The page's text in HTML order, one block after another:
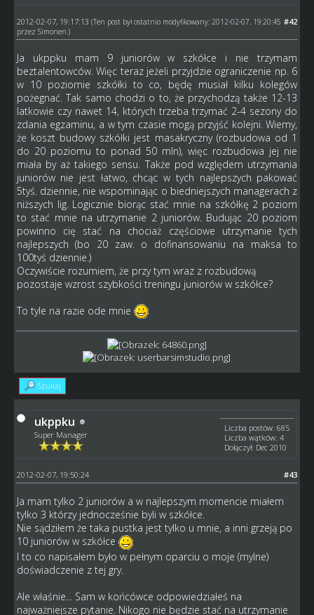
#42
2012-02-07, 19:17:13 (Ten post był ostatnio modyfikowany: 2012-02-07, 19:20:45
przez Simonen .)
Ja ukppku mam 9 juniorów w szkółce i nie trzymam
beztalentowców. Więc teraz jeżeli przyjdzie ograniczenie np. 6
w 10 poziomie szkółki to co, będę musiał kilku kolegów
pożegnać. Tak samo chodzi o to, że przychodzą także 12-13
latkowie czy nawet 14, których trzeba trzymać 2-4 sezony do
zdania egzaminu, a w tym czasie mogą przyjść kolejni. Wiemy,
że koszt budowy szkółki jest masakryczny (rozbudowa od 1
do 20 poziomu to ponad 50 mln), więc rozbudowa jej nie
miała by aż takiego sensu. Także pod względem utrzymania
juniorów nie jest łatwo, chcąc w tych najlepszych pakować
5tyś. dziennie, nie wspominając o biedniejszych managerach z
niższych lig. Logicznie biorąc stać mnie na szkółkę 2 poziom
to stać mnie na utrzymanie 2 juniorów. Budując 20 poziom
powinno cię stać na chociaż częściowe utrzymanie tych
najlepszych (bo 20 zaw. o dofinansowaniu na maksa to
100tyś dziennie.)
Oczywiście rozumiem, że przy tym wraz z rozbudową
pozostaje wzrost szybkości treningu juniorów w szkółce?
To tyle na razie ode mnie
Szukaj
ukppku
Super Manager
Liczba postów: 685
Liczba wątków: 4
Dołączył: Dec 2010
#43
2012-02-07, 19:50:24
Ja mam tylko 2 juniorów a w najlepszym momencie miałem
tylko 3 którzy jednocześnie byli w szkółce.
Nie sądziłem że taka pustka jest tylko u mnie, a inni grzeją po
10 juniorów w szkółce
I to co napisałem było w pełnym oparciu o moje (mylne)
doświadczenie z tej gry.
Ale właśnie... Sam w końcówce odpowiedziałeś na
najważniejsze pytanie. Nikogo nie będzie stać na utrzymanie